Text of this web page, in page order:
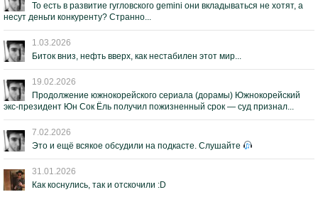
То есть в развитие гугловского gemini они вкладываться не хотят, а
несут деньги конкуренту? Странно...
1.03.2026
Биток вниз, нефть вверх, как нестабилен этот мир...
19.02.2026
Продолжение южнокорейского сериала (дорамы) Южнокорейский
экс-президент Юн Сок Ёль получил пожизненный срок — суд признал...
7.02.2026
Это и ещё всякое обсудили на подкасте. Слушайте
31.01.2026
Как коснулись, так и отскочили :D